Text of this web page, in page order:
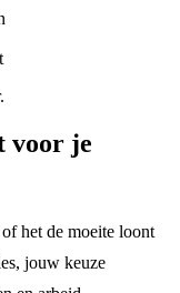
voor je
het de moeite loont
jouw keuze